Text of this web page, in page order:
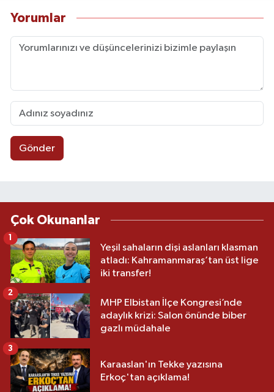
Yorumlar
Gönder
Çok Okunanlar
Yeşil sahaların dişi aslanları klasman
atladı: Kahramanmaraş’tan üst lige
iki transfer!
1
MHP Elbistan İlçe Kongresi’nde
adaylık krizi: Salon önünde biber
gazlı müdahale
2
Karaaslan'ın Tekke yazısına
Erkoç'tan açıklama!
3